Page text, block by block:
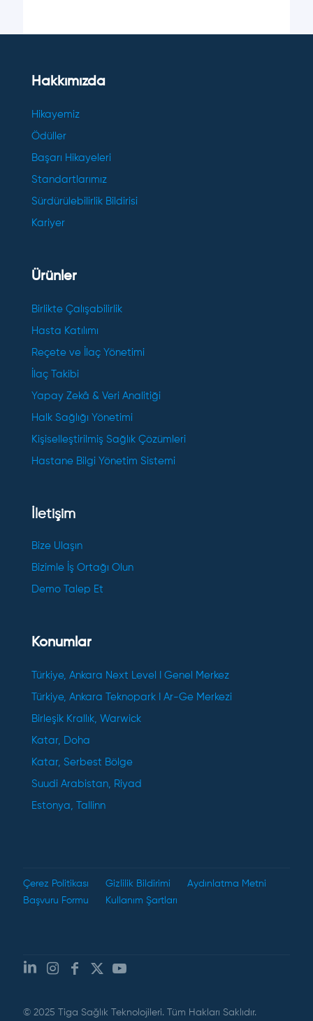
Hakkımızda
Hikayemiz
Ödüller
Başarı Hikayeleri
Standartlarımız
Sürdürülebilirlik Bildirisi
Kariyer
Ürünler
Birlikte Çalışabilirlik
Hasta Katılımı
Reçete ve İlaç Yönetimi
İlaç Takibi
Yapay Zekâ & Veri Analitiği
Halk Sağlığı Yönetimi
Kişiselleştirilmiş Sağlık Çözümleri
Hastane Bilgi Yönetim Sistemi
İletişim
Bize Ulaşın
Bizimle İş Ortağı Olun
Demo Talep Et
Konumlar
Türkiye, Ankara Next Level I Genel Merkez
Türkiye, Ankara Teknopark I Ar-Ge Merkezi
Birleşik Krallık, Warwick
Katar, Doha
Katar, Serbest Bölge
Suudi Arabistan, Riyad
Estonya, Tallinn
Çerez Politikası Gizlilik Bildirimi
Aydınlatma Metni
Başvuru Formu
Kullanım Şartları
© 2025 Tiga Sağlık Teknolojileri. Tüm Hakları Saklıdır.